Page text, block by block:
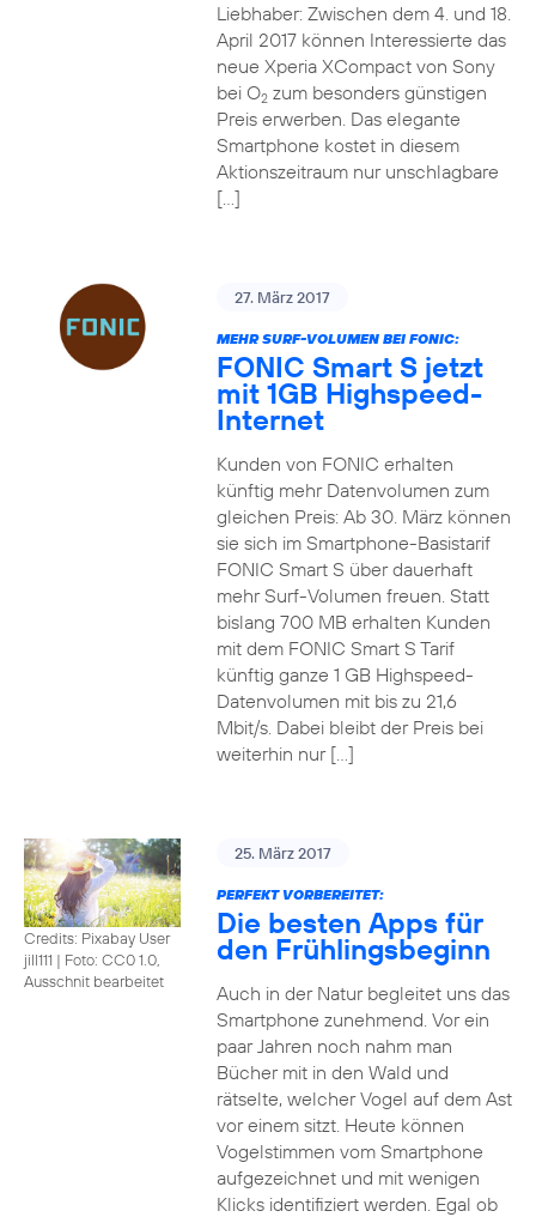
Liebhaber: Zwischen dem 4. und 18.
April 2017 können Interessierte das
neue Xperia XCompact von Sony
bei O2zum besonders günstigen
Preis erwerben. Das elegante
Smartphone kostet in diesem
Aktionszeitraum nur unschlagbare
[…]
27. März 2017
MEHR SURF-VOLUMEN BEI FONIC:
FONIC Smart S jetzt
mit 1GB Highspeed-
Internet
Kunden von FONIC erhalten
künftig mehr Datenvolumen zum
gleichen Preis: Ab 30. März können
sie sich im Smartphone-Basistarif
FONIC Smart S über dauerhaft
mehr Surf-Volumen freuen. Statt
bislang 700 MB erhalten Kunden
mit dem FONIC Smart S Tarif
künftig ganze 1 GB Highspeed-
Datenvolumen mit bis zu 21,6
Mbit/s. Dabei bleibt der Preis bei
weiterhin nur […]
Credits: Pixabay User
jill111 | Foto: CC0 1.0,
Ausschnit bearbeitet
25. März 2017
PERFEKT VORBEREITET:
Die besten Apps für
den Frühlingsbeginn
Auch in der Natur begleitet uns das
Smartphone zunehmend. Vor ein
paar Jahren noch nahm man
Bücher mit in den Wald und
rätselte, welcher Vogel auf dem Ast
vor einem sitzt. Heute können
Vogelstimmen vom Smartphone
aufgezeichnet und mit wenigen
Klicks identifiziert werden. Egal ob